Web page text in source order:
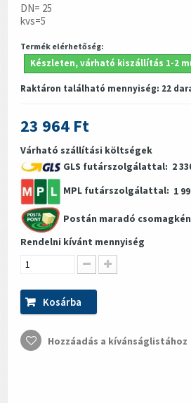
DN= 25
kvs=5
Termék elérhetőség:
Készleten, várható kiszállítás 1-2
Raktáron található mennyiség: 22
23 964 Ft
Várható szállítási költségek
GLS futárszolgálattal: 2
MPL futárszolgálattal: 1
Postán maradó
Rendelni kívánt mennyiség
Kosárba
Hozzáadás a kívánságlistához